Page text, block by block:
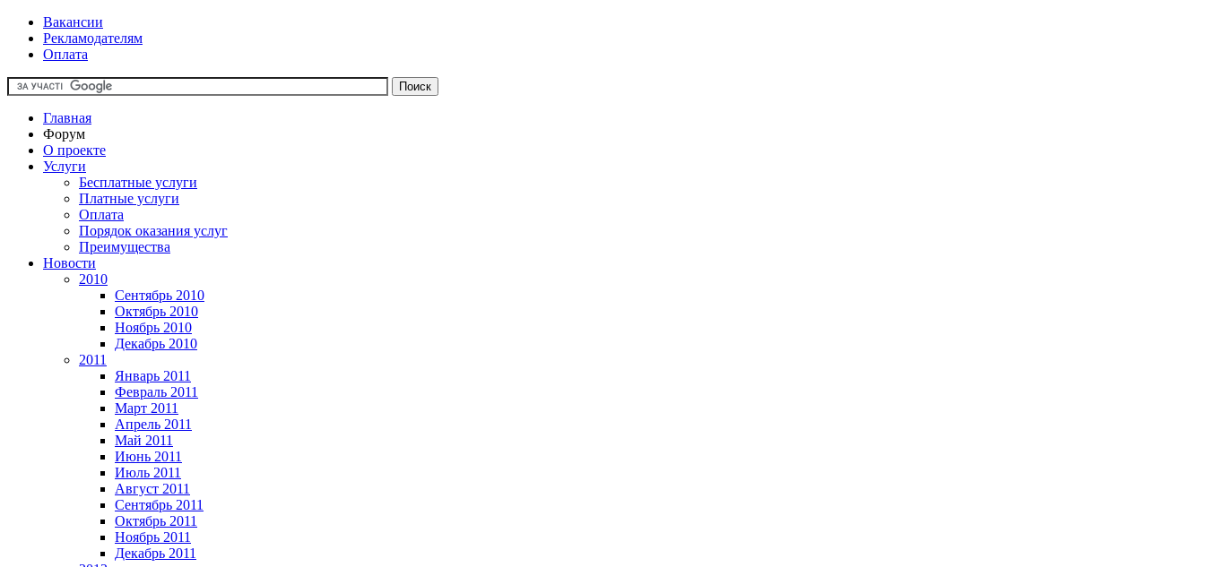
Вакансии
Рекламодателям
Оплата
Главная
Форум
О проекте
Услуги
Бесплатные услуги
Платные услуги
Оплата
Порядок оказания услуг
Преимущества
Новости
2010
Сентябрь 2010
Октябрь 2010
Ноябрь 2010
Декабрь 2010
2011
Январь 2011
Февраль 2011
Март 2011
Апрель 2011
Май 2011
Июнь 2011
Июль 2011
Август 2011
Сентябрь 2011
Октябрь 2011
Ноябрь 2011
Декабрь 2011